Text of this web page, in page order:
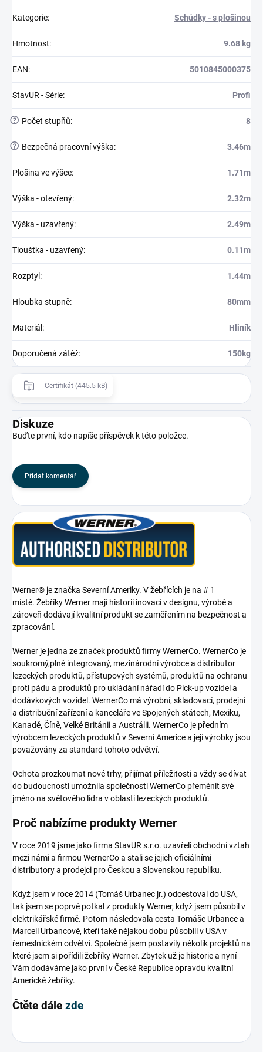
Kategorie: Schůdky - s plošinou
Hmotnost: 9.68 kg
EAN: 5010845000375
StavUR - Série: Profi
? Počet stupňů: 8
? Bezpečná pracovní výška: 3.46m
Plošina ve výšce: 1.71m
Výška - otevřený: 2.32m
Výška - uzavřený: 2.49m
Tloušťka - uzavřený: 0.11m
Rozptyl : 1.44m
Hloubka stupně: 80mm
Materiál : Hliník
Doporučená zátěž: 150kg
Certifikát (445.5 kB)
Diskuze
Buďte první, kdo napíše příspěvek k této položce.
Přidat komentář
Werner® je značka Severní Ameriky. V žebřících je na # 1
místě. Žebříky Werner mají historii inovací v designu, výrobě a
zároveň dodávají kvalitní produkt se zaměřením na bezpečnost a
zpracování.
Werner je jedna ze značek produktů firmy WernerCo. WernerCo je
soukromý,plně integrovaný, mezinárodní výrobce a distributor
lezeckých produktů, přístupových systémů, produktů na ochranu
proti pádu a produktů pro ukládání nářadí do Pick-up vozidel a
dodávkových vozidel. WernerCo má výrobní, skladovací, prodejní
a distribuční zařízení a kanceláře ve Spojených státech, Mexiku,
Kanadě, Číně, Velké Británii a Austrálii. WernerCo je předním
výrobcem lezeckých produktů v Severní Americe a její výrobky jsou
považovány za standard tohoto odvětví.
Ochota prozkoumat nové trhy, přijímat příležitosti a vždy se dívat
do budoucnosti umožnila společnosti WernerCo přeměnit své
jméno na světového lídra v oblasti lezeckých produktů.
Proč nabízíme produkty Werner
V roce 2019 jsme jako firma StavUR s.r.o. uzavřeli obchodní vztah
mezi námi a firmou WernerCo a stali se jejich oficiálními
distributory a prodejci pro Českou a Slovenskou republiku.
Když jsem v roce 2014 (Tomáš Urbanec jr.) odcestoval do USA,
tak jsem se poprvé potkal z produkty Werner, když jsem působil v
elektrikářské firmě. Potom následovala cesta Tomáše Urbance a
Marceli Urbancové, kteří také nějakou dobu působili v USA v
řemeslnickém odvětví. Společně jsem postavily několik projektů na
které jsem si pořídili žebříky Werner. Zbytek už je historie a nyní
Vám dodáváme jako první v České Republice opravdu kvalitní
Americké žebříky.
Čtěte dále zde